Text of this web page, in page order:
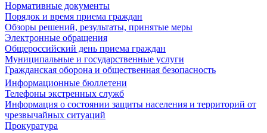
Нормативные документы
Порядок и время приема граждан
Обзоры решений, результаты, принятые меры
Электронные обращения
Общероссийский день приема граждан
Муниципальные и государственные услуги
Гражданская оборона и общественная безопасность
Информационные бюллетени
Телефоны экстренных служб
Информация о состоянии защиты населения и территорий от
чрезвычайных ситуаций
Прокуратура